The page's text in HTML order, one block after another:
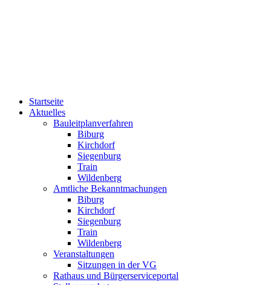
Startseite
Aktuelles
Bauleitplanverfahren
Biburg
Kirchdorf
Siegenburg
Train
Wildenberg
Amtliche Bekanntmachungen
Biburg
Kirchdorf
Siegenburg
Train
Wildenberg
Veranstaltungen
Sitzungen in der VG
Rathaus und Bürgerserviceportal